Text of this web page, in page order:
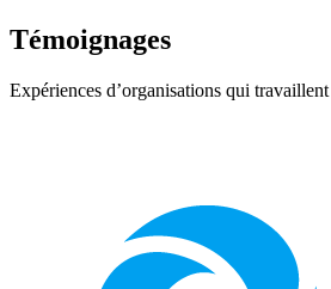
Témoignages
Expériences d’organisations qui